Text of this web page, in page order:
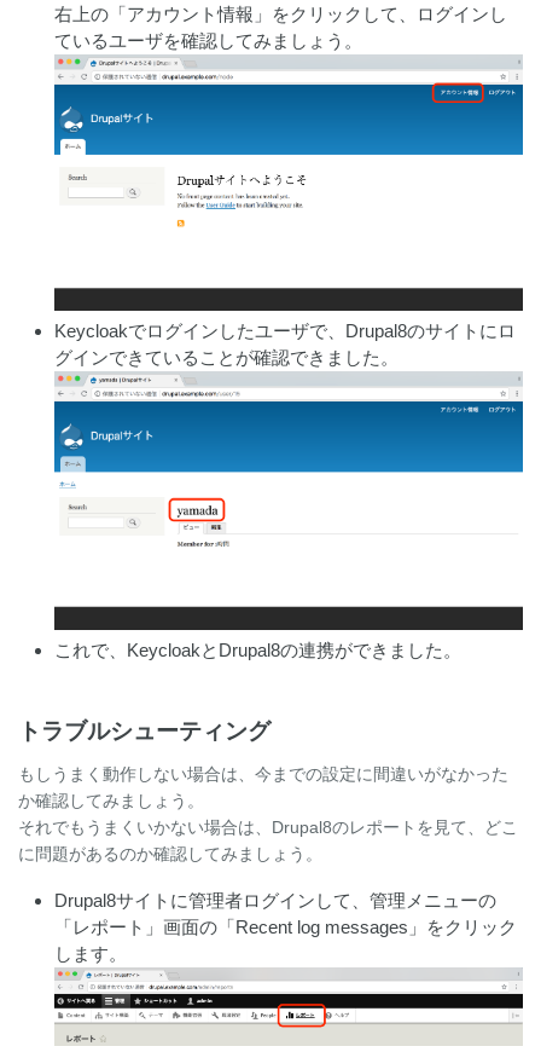
右上の「アカウント情報」をクリックして、ログインし
ているユーザを確認してみましょう。
Keycloakでログインしたユーザで、Drupal8のサイトにロ
グインできていることが確認できました。
これで、KeycloakとDrupal8の連携ができました。
トラブルシューティング
もしうまく動作しない場合は、今までの設定に間違いがなかった
か確認してみましょう。
それでもうまくいかない場合は、Drupal8のレポートを見て、どこ
に問題があるのか確認してみましょう。
Drupal8サイトに管理者ログインして、管理メニューの
「レポート」画面の「Recent log messages」をクリック
します。